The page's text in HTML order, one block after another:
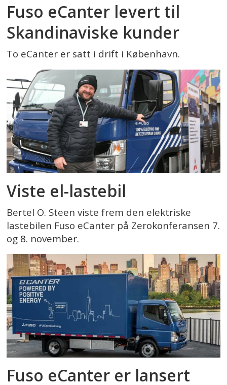
Fuso eCanter levert til
Skandinaviske kunder
To eCanter er satt i drift i København.
Viste el-lastebil
Bertel O. Steen viste frem den elektriske
lastebilen Fuso eCanter på Zerokonferansen 7.
og 8. november.
Fuso eCanter er lansert